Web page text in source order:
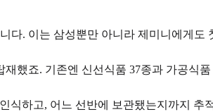
다. 이는 삼성뿐만 아니라 제미니에게
했죠. 기존엔 신선식품 37종과 가공식
하고, 어느 선반에 보관됐는지까지